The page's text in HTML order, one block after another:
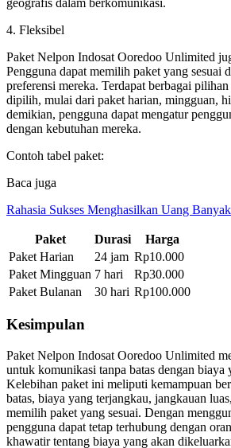
4. Fleksibel
Paket Nelpon Indosat Ooredoo Unlimited
Pengguna dapat memilih paket yang sesuai
preferensi mereka. Terdapat berbagai
dipilih, mulai dari paket harian, mingguan,
demikian, pengguna dapat mengatur
dengan kebutuhan mereka.
Contoh tabel paket:
Baca juga
Rahasia Sukses Menghasilkan Uang
Paket Durasi
Harga
Paket Harian
24 jam Rp10.000
Paket Mingguan 7 hari
Rp30.000
Paket Bulanan
30 hari Rp100.000
Kesimpulan
Paket Nelpon Indosat Ooredoo Unlimited
untuk komunikasi tanpa batas dengan biaya
Kelebihan paket ini meliputi kemampuan
batas, biaya yang terjangkau, jangkauan
memilih paket yang sesuai. Dengan
pengguna dapat tetap terhubung dengan
khawatir tentang biaya yang akan